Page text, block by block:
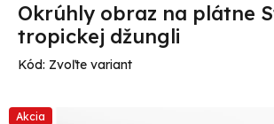
Okrúhly obraz na plátne
tropickej džungli
Kód: Zvoľte variant
Akcia